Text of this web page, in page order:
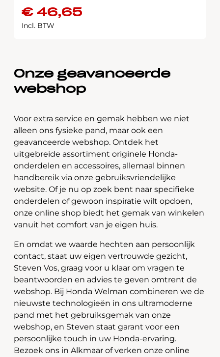
€46,65
Incl. BTW
Onze geavanceerde
webshop
Voor extra service en gemak hebben we niet
alleen ons fysieke pand, maar ook een
geavanceerde webshop. Ontdek het
uitgebreide assortiment originele Honda-
onderdelen en accessoires, allemaal binnen
handbereik via onze gebruiksvriendelijke
website. Of je nu op zoek bent naar specifieke
onderdelen of gewoon inspiratie wilt opdoen,
onze online shop biedt het gemak van winkelen
vanuit het comfort van je eigen huis.
En omdat we waarde hechten aan persoonlijk
contact, staat uw eigen vertrouwde gezicht,
Steven Vos, graag voor u klaar om vragen te
beantwoorden en advies te geven omtrent de
webshop. Bij Honda Welman combineren we de
nieuwste technologieën in ons ultramoderne
pand met het gebruiksgemak van onze
webshop, en Steven staat garant voor een
persoonlijke touch in uw Honda-ervaring.
Bezoek ons in Alkmaar of verken onze online